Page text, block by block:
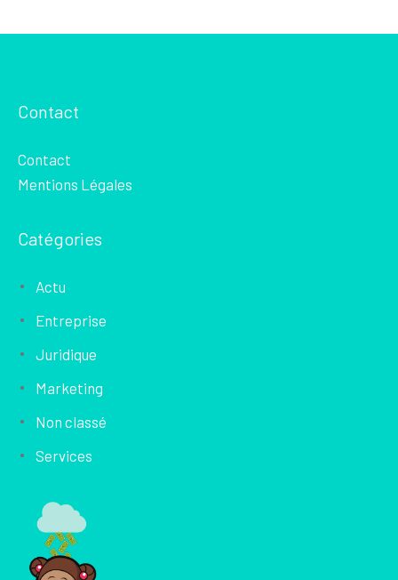
Contact
Contact
Mentions Légales
Catégories
Actu
Entreprise
Juridique
Marketing
Non classé
Services